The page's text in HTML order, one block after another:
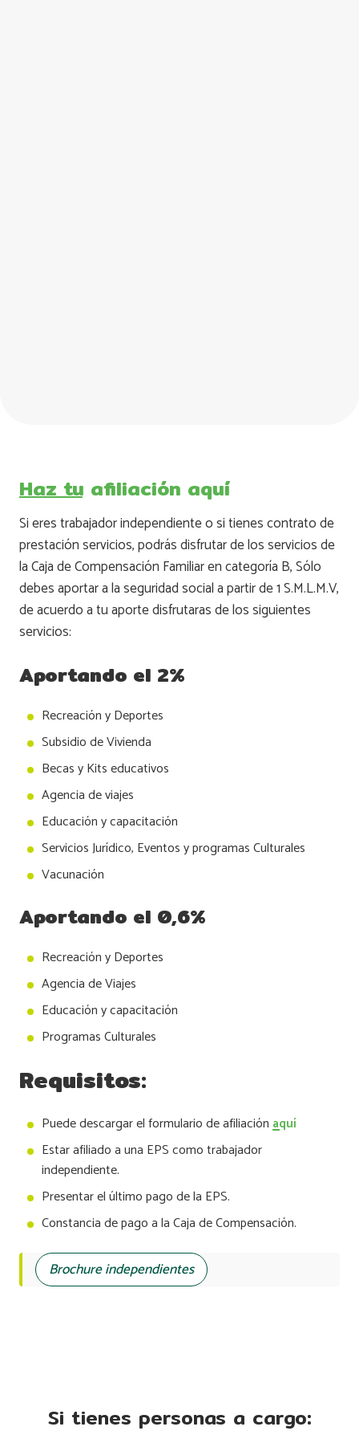
Haz tu afiliación aquí
Si eres trabajador independiente o si tienes contrato de
prestación servicios, podrás disfrutar de los servicios de
la Caja de Compensación Familiar en categoría B, Sólo
debes aportar a la seguridad social a partir de 1 S.M.L.M.V,
de acuerdo a tu aporte disfrutaras de los siguientes
servicios:
Aportando el 2%
Recreación y Deportes
Subsidio de Vivienda
Becas y Kits educativos
Agencia de viajes
Educación y capacitación
Servicios Jurídico, Eventos y programas Culturales
Vacunación
Aportando el 0,6%
Recreación y Deportes
Agencia de Viajes
Educación y capacitación
Programas Culturales
Requisitos:
Puede descargar el formulario de afiliaciónaquí
Estar afiliado a una EPS como trabajador
independiente.
Presentar el último pago de la EPS.
Constancia de pago a la Caja de Compensación.
Brochure independientes
Si tienes personas a cargo: